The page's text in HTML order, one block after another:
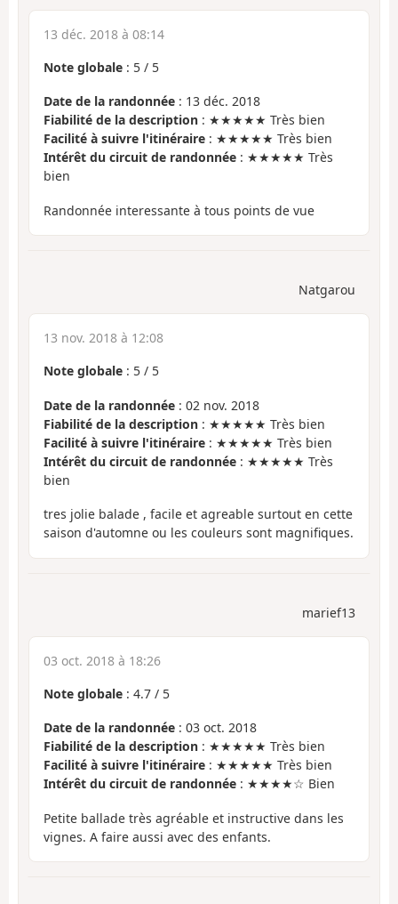
13 déc. 2018 à 08:14
Note globale : 5 / 5
Date de la randonnée : 13 déc. 2018
Fiabilité de la description : ★★★★★ Très bien
Facilité à suivre l'itinéraire : ★★★★★ Très bien
Intérêt du circuit de randonnée : ★★★★★ Très
bien
Randonnée interessante à tous points de vue
Natgarou
13 nov. 2018 à 12:08
Note globale : 5 / 5
Date de la randonnée : 02 nov. 2018
Fiabilité de la description : ★★★★★ Très bien
Facilité à suivre l'itinéraire : ★★★★★ Très bien
Intérêt du circuit de randonnée : ★★★★★ Très
bien
tres jolie balade , facile et agreable surtout en cette
saison d'automne ou les couleurs sont magnifiques.
marief13
03 oct. 2018 à 18:26
Note globale : 4.7 / 5
Date de la randonnée : 03 oct. 2018
Fiabilité de la description : ★★★★★ Très bien
Facilité à suivre l'itinéraire : ★★★★★ Très bien
Intérêt du circuit de randonnée : ★★★★☆ Bien
Petite ballade très agréable et instructive dans les
vignes. A faire aussi avec des enfants.